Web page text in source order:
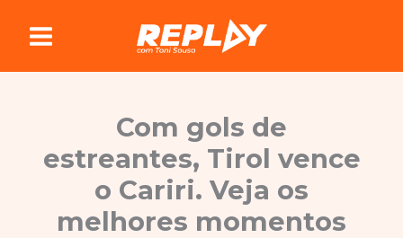
conteúdo
Com gols de
estreantes, Tirol vence
o Cariri. Veja os
melhores momentos